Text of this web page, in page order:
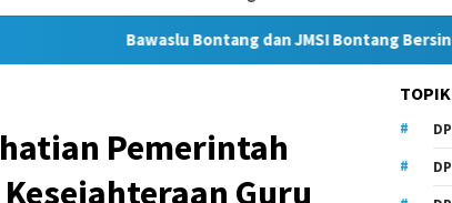
Bawaslu Bontang dan JMSI Bontang Bersinergi Lawan
Pemerintah
Guru